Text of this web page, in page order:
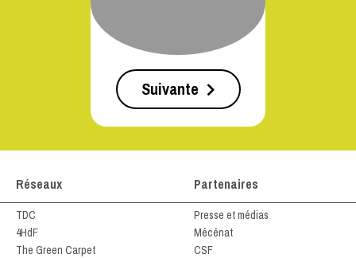
Suivante
Réseaux
TDC
4HdF
The Green Carpet
Partenaires
Presse et médias
Mécénat
CSF